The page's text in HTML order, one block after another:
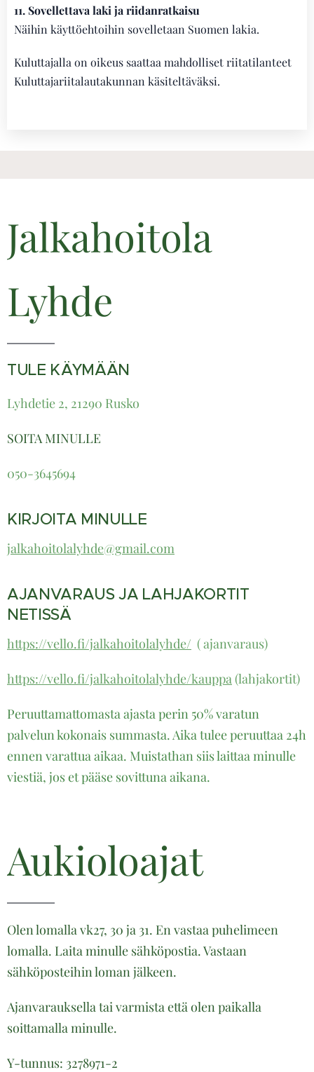
11. Sovellettava laki ja riidanratkaisu
Näihin käyttöehtoihin sovelletaan Suomen lakia.
Kuluttajalla on oikeus saattaa mahdolliset riitatilanteet
Kuluttajariitalautakunnan käsiteltäväksi.
Jalkahoitola
Lyhde
TULE KÄYMÄÄN
Lyhdetie 2, 21290 Rusko
SOITA MINULLE
050-3645694
KIRJOITA MINULLE
jalkahoitolalyhde@gmail.com
AJANVARAUS JA LAHJAKORTIT
NETISSÄ
https://vello.fi/jalkahoitolalyhde/ ( ajanvaraus)
https://vello.fi/jalkahoitolalyhde/kauppa(lahjakortit)
Peruuttamattomasta ajasta perin 50% varatun
palvelun kokonais summasta. Aika tulee peruuttaa 24h
ennen varattua aikaa. Muistathan siis laittaa minulle
viestiä, jos et pääse sovittuna aikana.
Aukioloajat
Olen lomalla vk27, 30 ja 31. En vastaa puhelimeen
lomalla. Laita minulle sähköpostia. Vastaan
sähköposteihin loman jälkeen.
Ajanvarauksella tai varmista että olen paikalla
soittamalla minulle.
Y-tunnus: 3278971-2